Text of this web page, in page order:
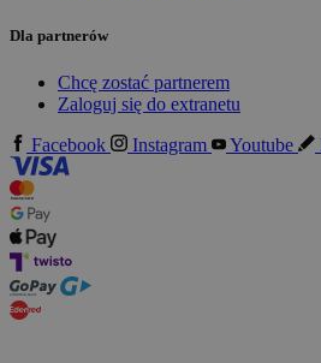
Dla partnerów
Chcę zostać partnerem
Zaloguj się do extranetu
Facebook
Instagram Youtube